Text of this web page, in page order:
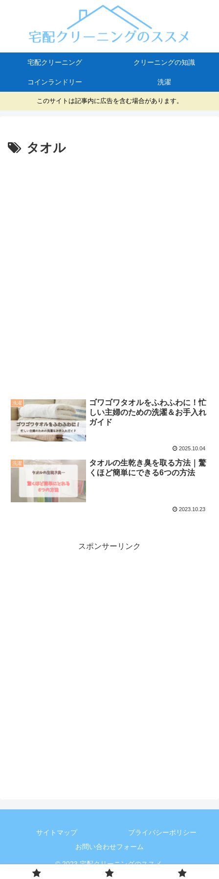
宅配クリーニング クリーニングの知識
コインランドリー 洗濯
このサイトは記事内に広告を含む場合があります。
タオル
洗濯
ゴワゴワタオルをふわふわに！忙
しい主婦のための洗濯＆お手入れ
ガイド
2025.10.04
洗濯
タオルの生乾き臭を取る方法｜驚
くほど簡単にできる6つの方法
2023.10.23
スポンサーリンク
サイトマップ
プライバシーポリシー
お問い合わせフォーム
© 2023 宅配クリーニングのススメ.